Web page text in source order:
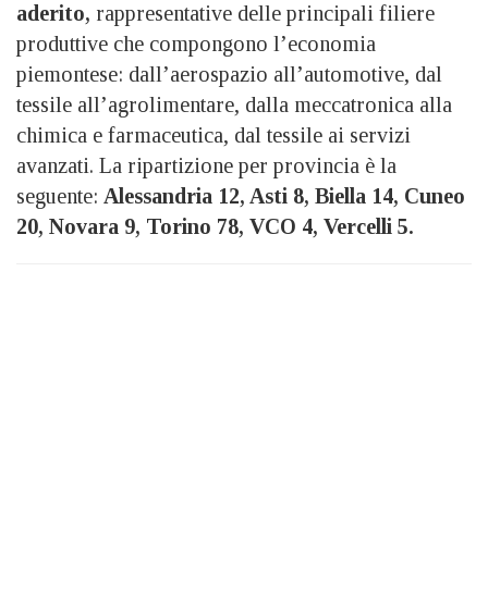
aderito, rappresentative delle principali filiere
produttive che compongono l’economia
piemontese: dall’aerospazio all’automotive, dal
tessile all’agrolimentare, dalla meccatronica alla
chimica e farmaceutica, dal tessile ai servizi
avanzati. La ripartizione per provincia è la
seguente: Alessandria 12, Asti 8, Biella 14, Cuneo
20, Novara 9, Torino 78, VCO 4, Vercelli 5.